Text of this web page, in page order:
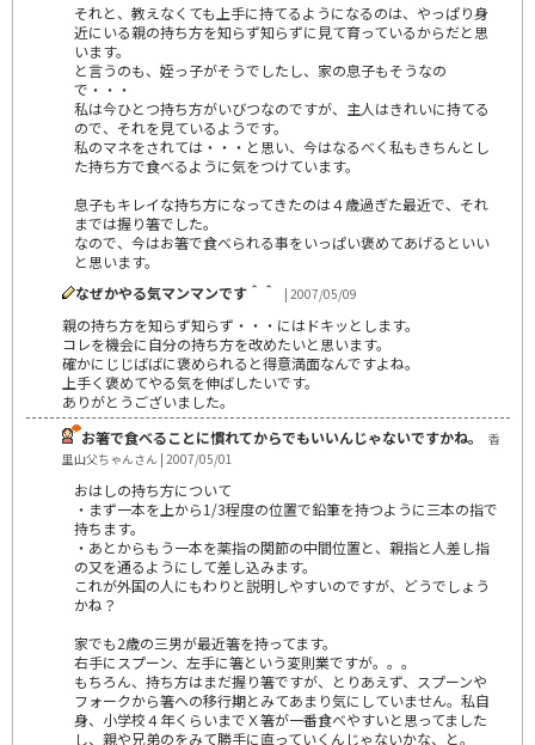
それと、教えなくても上手に持てるようになるのは、やっぱり身
近にいる親の持ち方を知らず知らずに見て育っているからだと思
います。
と言うのも、姪っ子がそうでしたし、家の息子もそうなの
で・・・
私は今ひとつ持ち方がいびつなのですが、主人はきれいに持てる
ので、それを見ているようです。
私のマネをされては・・・と思い、今はなるべく私もきちんとし
た持ち方で食べるように気をつけています。
息子もキレイな持ち方になってきたのは４歳過ぎた最近で、それ
までは握り箸でした。
なので、今はお箸で食べられる事をいっぱい褒めてあげるといい
と思います。
なぜかやる気マンマンです＾＾
| 2007/05/09
親の持ち方を知らず知らず・・・にはドキッとします。
コレを機会に自分の持ち方を改めたいと思います。
確かにじじばばに褒められると得意満面なんですよね。
上手く褒めてやる気を伸ばしたいです。
ありがとうございました。
お箸で食べることに慣れてからでもいいんじゃないですかね。
香
里山父ちゃんさん | 2007/05/01
おはしの持ち方について
・まず一本を上から1/3程度の位置で鉛筆を持つように三本の指で
持ちます。
・あとからもう一本を薬指の関節の中間位置と、親指と人差し指
の又を通るようにして差し込みます。
これが外国の人にもわりと説明しやすいのですが、どうでしょう
かね？
家でも2歳の三男が最近箸を持ってます。
右手にスプーン、左手に箸という変則業ですが。。。
もちろん、持ち方はまだ握り箸ですが、とりあえず、スプーンや
フォークから箸への移行期とみてあまり気にしていません。私自
身、小学校４年くらいまでＸ箸が一番食べやすいと思ってました
し、親や兄弟のをみて勝手に直っていくんじゃないかな、と。